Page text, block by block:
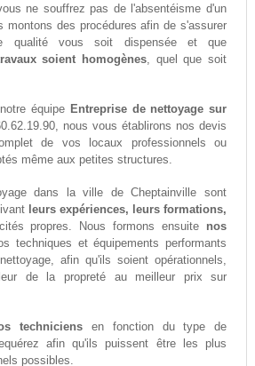
ne souffrez pas de l'absentéisme d'un
montons des procédures afin de s'assurer
qualité vous soit dispensée et que
soient homogènes, quel que soit
équipe Entreprise de nettoyage sur
nous vous établirons nos devis
de vos locaux professionnels ou
même aux petites structures.
dans la ville de Cheptainville sont
leurs expériences, leurs formations,
propres. Nous formons ensuite nos
techniques et équipements performants
afin qu'ils soient opérationnels,
de la propreté au meilleur prix sur
techniciens en fonction du type de
afin qu'ils puissent être les plus
possibles.